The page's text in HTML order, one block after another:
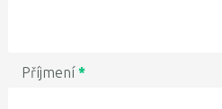
Příjmení*